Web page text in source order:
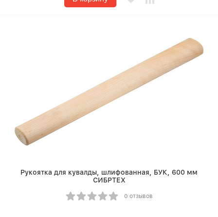
Рукоятка для кувалды, шлифованная, БУК, 600 мм
СИБРТЕХ
0 отзывов